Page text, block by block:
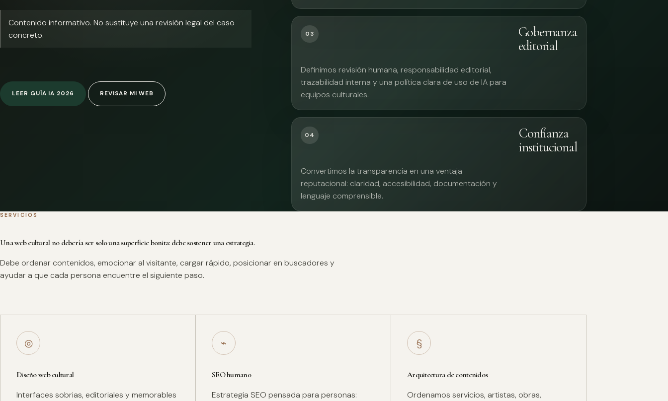
Contenido informativo. No sustituye una revisión legal del caso
concreto.
LEER GUÍA IA 2026 REVISAR MI WEB
03
Gobernanza
editorial
Definimos revisión humana, responsabilidad editorial,
trazabilidad interna y una política clara de uso de IA para
equipos culturales.
04
Confianza
institucional
Convertimos la transparencia en una ventaja
reputacional: claridad, accesibilidad, documentación y
lenguaje comprensible.
SERVICIOS
Una web cultural no debería ser solo una superficie bonita: debe sostener una estrategia.
Debe ordenar contenidos, emocionar al visitante, cargar rápido, posicionar en buscadores y
ayudar a que cada persona encuentre el siguiente paso.
◎
Diseño web cultural
Interfaces sobrias, editoriales y memorables
⌁
SEO humano
Estrategia SEO pensada para personas:
§
Arquitectura de contenidos
Ordenamos servicios, artistas, obras,